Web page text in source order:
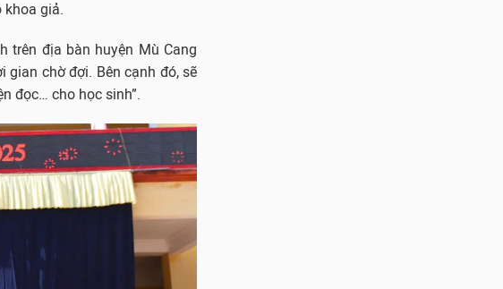
khoa giả.
trên địa bàn huyện Mù Cang
gian chờ đợi. Bên cạnh đó, sẽ
đọc… cho học sinh”.